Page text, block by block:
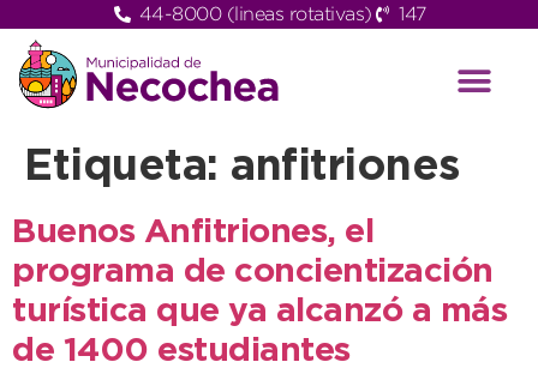
44-8000 (lineas rotativas) 147
Etiqueta: anfitriones
Buenos Anfitriones, el
programa de concientización
turística que ya alcanzó a más
de 1400 estudiantes